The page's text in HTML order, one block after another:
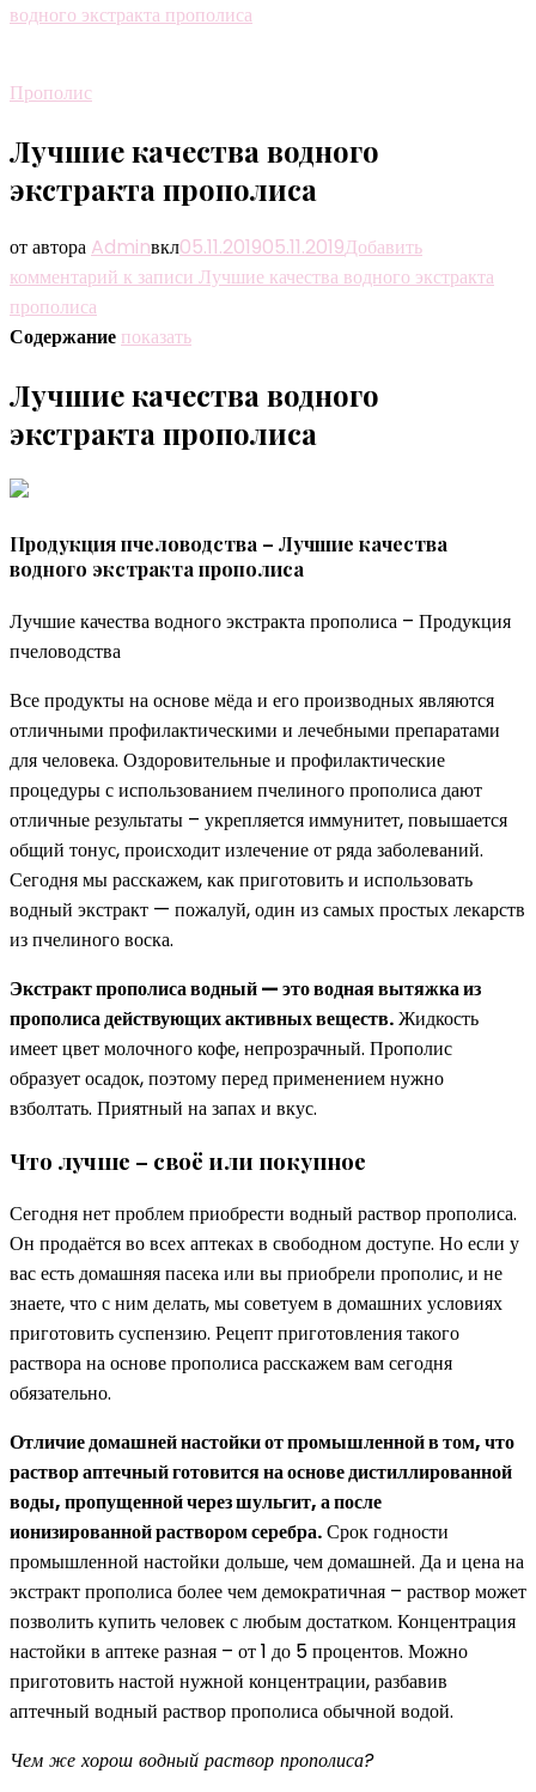
водного экстракта прополиса
Прополис
Лучшие качества водного
экстракта прополиса
от автора Adminвкл05.11.201905.11.2019Добавить
комментарий к записи Лучшие качества водного экстракта
прополиса
Содержание показать
Лучшие качества водного
экстракта прополиса
Продукция пчеловодства – Лучшие качества
водного экстракта прополиса
Лучшие качества водного экстракта прополиса – Продукция
пчеловодства
Все продукты на основе мёда и его производных являются
отличными профилактическими и лечебными препаратами
для человека. Оздоровительные и профилактические
процедуры с использованием пчелиного прополиса дают
отличные результаты – укрепляется иммунитет, повышается
общий тонус, происходит излечение от ряда заболеваний.
Сегодня мы расскажем, как приготовить и использовать
водный экстракт — пожалуй, один из самых простых лекарств
из пчелиного воска.
Экстракт прополиса водный — это водная вытяжка из
прополиса действующих активных веществ.Жидкость
имеет цвет молочного кофе, непрозрачный. Прополис
образует осадок, поэтому перед применением нужно
взболтать. Приятный на запах и вкус.
Что лучше – своё или покупное
Сегодня нет проблем приобрести водный раствор прополиса.
Он продаётся во всех аптеках в свободном доступе. Но если у
вас есть домашняя пасека или вы приобрели прополис, и не
знаете, что с ним делать, мы советуем в домашних условиях
приготовить суспензию. Рецепт приготовления такого
раствора на основе прополиса расскажем вам сегодня
обязательно.
Отличие домашней настойки от промышленной в том, что
раствор аптечный готовится на основе дистиллированной
воды, пропущенной через шульгит, а после
ионизированной раствором серебра.Срок годности
промышленной настойки дольше, чем домашней. Да и цена на
экстракт прополиса более чем демократичная – раствор может
позволить купить человек с любым достатком. Концентрация
настойки в аптеке разная – от 1 до 5 процентов. Можно
приготовить настой нужной концентрации, разбавив
аптечный водный раствор прополиса обычной водой.
Чем же хорош водный раствор прополиса?